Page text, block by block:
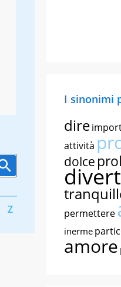
Z
I sinonimi
dire
attività
dolce
permettere
inerme
amore